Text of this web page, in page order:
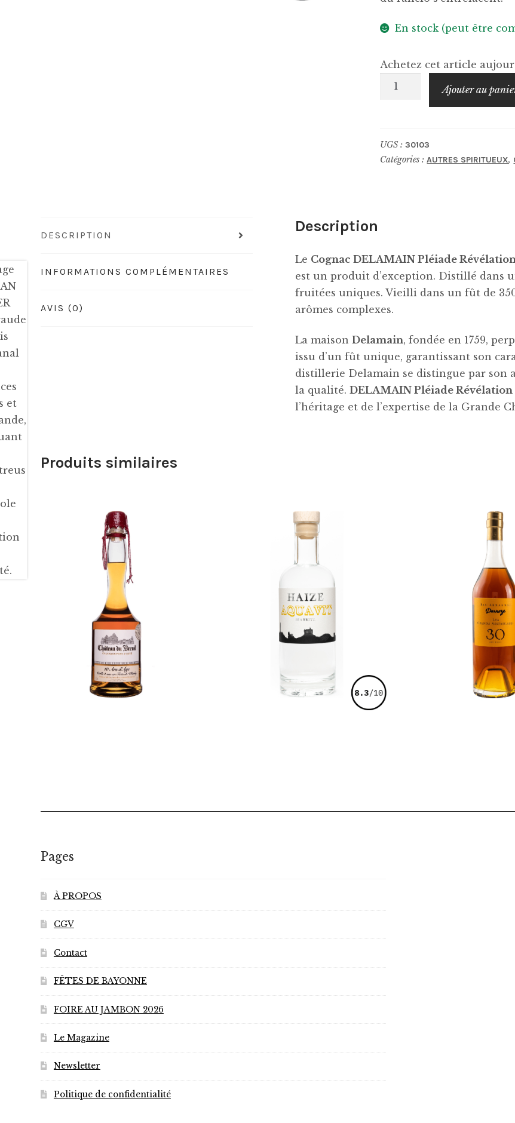
En stock (peut être
Achetez cet article
quantité
Révélation
Malaville
Ajouter au
UGS :30103
Catégories :AUTRES SPIRITUEUX,
DESCRIPTION
INFORMATIONS COMPLÉMENTAIRES
AVIS (0)
Description
Le Cognac DELAMAIN Pléiade
est un produit d’exception. Distillé dans
fruitées uniques. Vieilli dans un fût de
arômes complexes.
La maisonDelamain, fondée en 1759,
issu d’un fût unique, garantissant son
distillerie Delamain se distingue par son
la qualité.DELAMAIN Pléiade
l’héritage et de l’expertise de la Grande
Produits similaires
€69,00 €38,00 €101,00
Pages
À PROPOS
CGV
Contact
FÊTES DE BAYONNE
FOIRE AU JAMBON 2026
Le Magazine
Newsletter
Politique de confidentialité